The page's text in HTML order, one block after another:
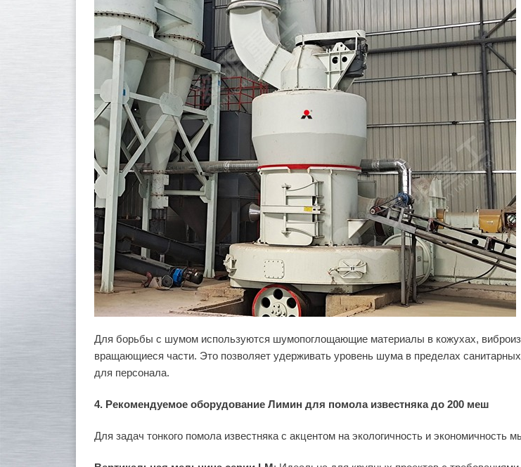
Для борьбы с шумом используются шумопоглощающие материалы в кожухах,
вращающиеся части. Это позволяет удерживать уровень шума в пределах
для персонала.
4. Рекомендуемое оборудование Лимин для помола известняка до 200 меш
Для задач тонкого помола известняка с акцентом на экологичность и